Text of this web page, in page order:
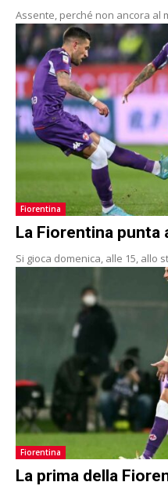
Assente, perché non ancora al
Fiorentina
La Fiorentina
Si gioca domenica, alle 15, allo
Fiorentina
La prima della